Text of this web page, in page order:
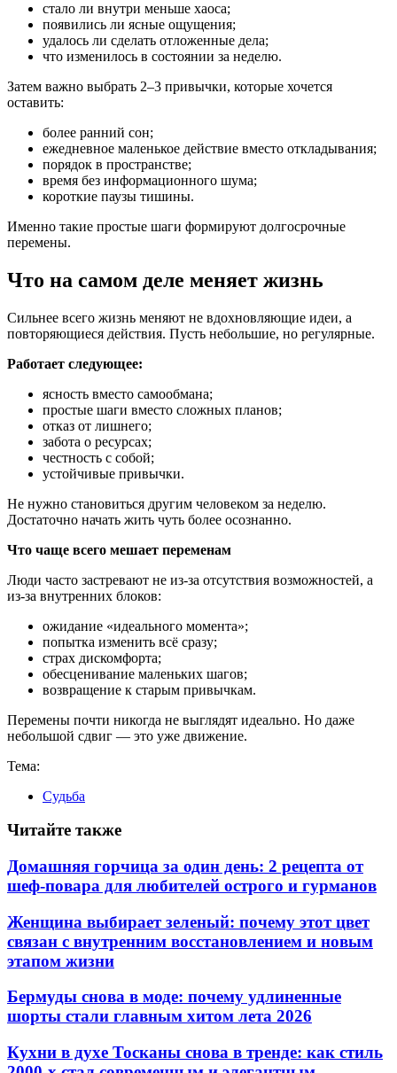
стало ли внутри меньше хаоса;
появились ли ясные ощущения;
удалось ли сделать отложенные дела;
что изменилось в состоянии за неделю.
Затем важно выбрать 2–3 привычки, которые хочется
оставить:
более ранний сон;
ежедневное маленькое действие вместо откладывания;
порядок в пространстве;
время без информационного шума;
короткие паузы тишины.
Именно такие простые шаги формируют долгосрочные
перемены.
Что на самом деле меняет жизнь
Сильнее всего жизнь меняют не вдохновляющие идеи, а
повторяющиеся действия. Пусть небольшие, но регулярные.
Работает следующее:
ясность вместо самообмана;
простые шаги вместо сложных планов;
отказ от лишнего;
забота о ресурсах;
честность с собой;
устойчивые привычки.
Не нужно становиться другим человеком за неделю.
Достаточно начать жить чуть более осознанно.
Что чаще всего мешает переменам
Люди часто застревают не из-за отсутствия возможностей, а
из-за внутренних блоков:
ожидание «идеального момента»;
попытка изменить всё сразу;
страх дискомфорта;
обесценивание маленьких шагов;
возвращение к старым привычкам.
Перемены почти никогда не выглядят идеально. Но даже
небольшой сдвиг — это уже движение.
Тема:
Судьба
Читайте также
Домашняя горчица за один день: 2 рецепта от
шеф-повара для любителей острого и гурманов
Женщина выбирает зеленый: почему этот цвет
связан с внутренним восстановлением и новым
этапом жизни
Бермуды снова в моде: почему удлиненные
шорты стали главным хитом лета 2026
Кухни в духе Тосканы снова в тренде: как стиль